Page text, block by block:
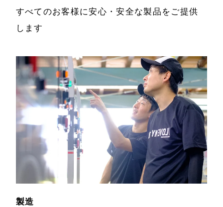
すべてのお客様に安心・安全な製品をご提供
します
製造